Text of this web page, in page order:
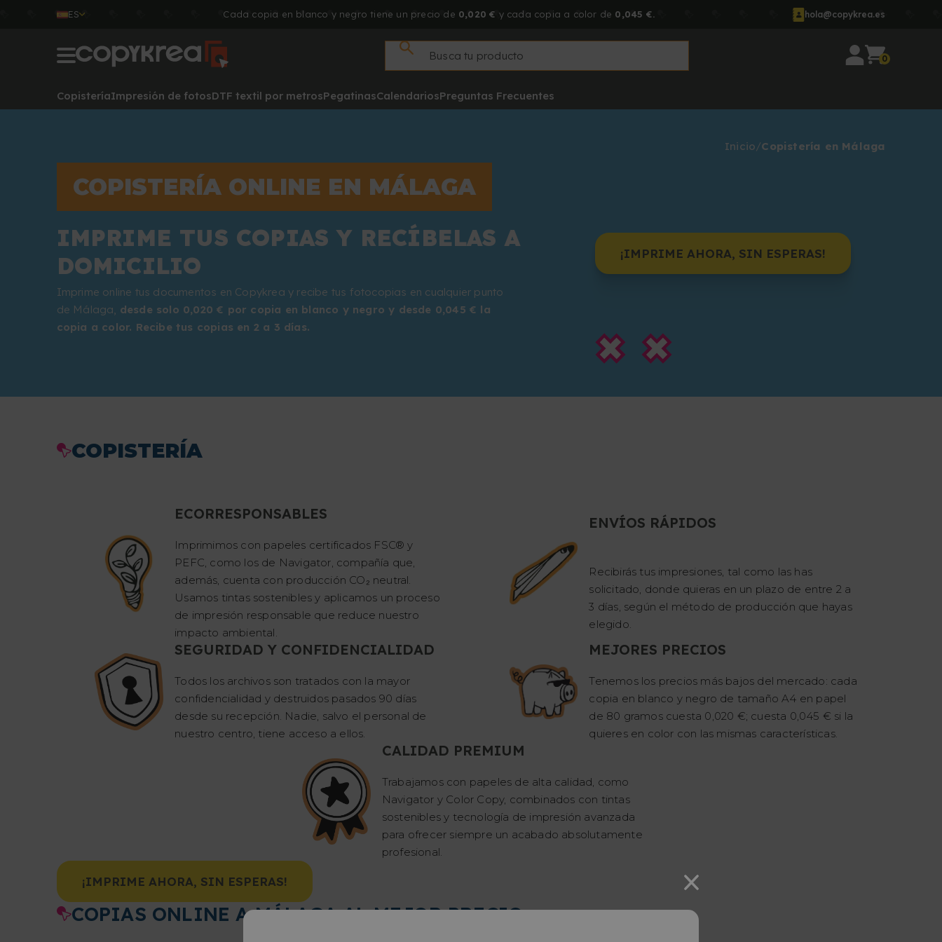
ES Cada copia en blanco y negro tiene un precio de 0,020 € y cada copia a color de 0,045 €. hola@copykrea.es
0
CopisteríaImpresión de fotosDTF textil por metrosPegatinasCalendariosPreguntas Frecuentes
Inicio Copistería en Málaga
COPISTERÍA ONLINE EN MÁLAGA
IMPRIME TUS COPIAS Y RECÍBELAS A
DOMICILIO
Imprime online tus documentos en Copykrea y recibe tus fotocopias en cualquier punto
de Málaga, desde solo 0,020 € por copia en blanco y negro y desde 0,045 € la
copia a color. Recibe tus copias en 2 a 3 días.
¡IMPRIME AHORA, SIN ESPERAS!
COPISTERÍA
ECORRESPONSABLES
Imprimimos con papeles certificados FSC® y
PEFC, como los de Navigator, compañía que,
además, cuenta con producción CO₂ neutral.
Usamos tintas sostenibles y aplicamos un proceso
de impresión responsable que reduce nuestro
impacto ambiental.
ENVÍOS RÁPIDOS
Recibirás tus impresiones, tal como las has
solicitado, donde quieras en un plazo de entre 2 a
3 días, según el método de producción que hayas
elegido.
SEGURIDAD Y CONFIDENCIALIDAD
Todos los archivos son tratados con la mayor
confidencialidad y destruidos pasados 90 días
desde su recepción. Nadie, salvo el personal de
nuestro centro, tiene acceso a ellos.
MEJORES PRECIOS
Tenemos los precios más bajos del mercado: cada
copia en blanco y negro de tamaño A4 en papel
de 80 gramos cuesta 0,020 €; cuesta 0,045 € si la
quieres en color con las mismas características.
CALIDAD PREMIUM
Trabajamos con papeles de alta calidad, como
Navigator y Color Copy, combinados con tintas
sostenibles y tecnología de impresión avanzada
para ofrecer siempre un acabado absolutamente
profesional.
¡IMPRIME AHORA, SIN ESPERAS!
COPIAS ONLINE A MÁLAGA AL MEJOR PRECIO